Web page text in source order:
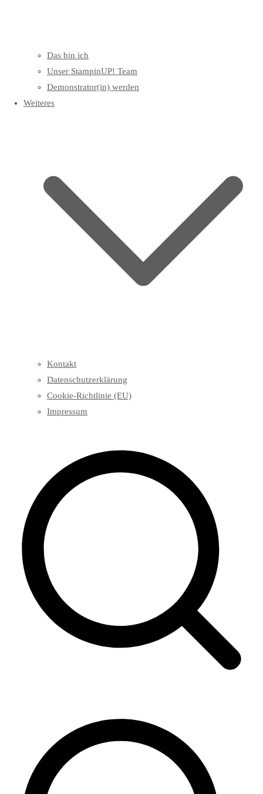
Das bin ich
Unser StampinUP! Team
Demonstrator(in) werden
Weiteres
Kontakt
Datenschutzerklärung
Cookie-Richtlinie (EU)
Impressum